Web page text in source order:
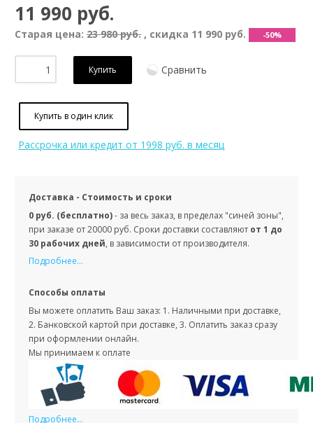
11 990 руб.
Старая цена: 23 980 руб. , скидка 11 990 руб. -50%
Купить Сравнить
Купить в один клик
Рассрочка или кредит от 1998 руб. в месяц
Доставка - Стоимость и сроки
0 руб. (бесплатно)- за весь заказ, в пределах "синей зоны",
при заказе от 20000 руб. Сроки доставки составляют от 1 до
30 рабочих дней, в зависимости от производителя.
Подробнее...
Способы оплаты
Вы можете оплатить Ваш заказ: 1. Наличными при доставке,
2. Банковской картой при доставке, 3. Оплатить заказ сразу
при оформлении онлайн.
Мы принимаем к оплате
Подробнее...